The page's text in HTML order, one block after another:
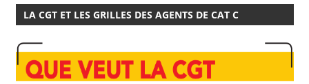
LA CGT ET LES GRILLES DES AGENTS DE CAT C